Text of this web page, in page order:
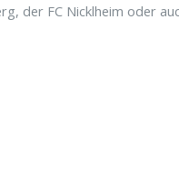
der FC Nicklheim oder